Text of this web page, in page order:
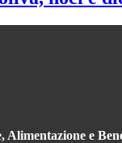
Alimentazione e